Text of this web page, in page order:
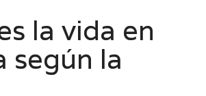
la vida en
según la